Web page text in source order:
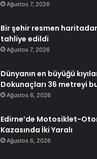
Ağustos 7, 2026
Bir şehir resmen
tahliye edildi
Ağustos 7, 2026
Dünyanın en büyüğü
Dokunaçları 36 metreyi
Ağustos 6, 2026
Edirne’de Motosiklet-
Kazasında İki Yaralı
Ağustos 6, 2026